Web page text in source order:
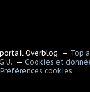
Overblog Top
Cookies et
Préférences cookies